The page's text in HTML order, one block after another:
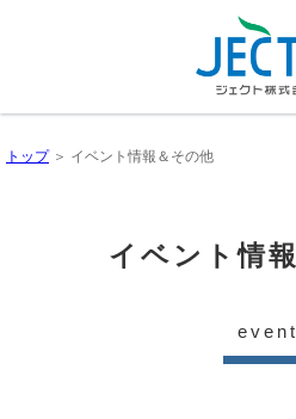
トップ＞ イベント情報＆その他
イベント情
event